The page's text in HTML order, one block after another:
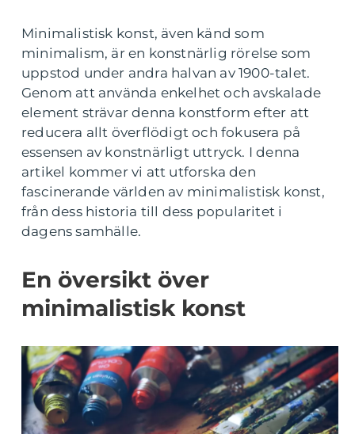
Minimalistisk konst, även känd som
minimalism, är en konstnärlig rörelse som
uppstod under andra halvan av 1900-talet.
Genom att använda enkelhet och avskalade
element strävar denna konstform efter att
reducera allt överflödigt och fokusera på
essensen av konstnärligt uttryck. I denna
artikel kommer vi att utforska den
fascinerande världen av minimalistisk konst,
från dess historia till dess popularitet i
dagens samhälle.
En översikt över
minimalistisk konst